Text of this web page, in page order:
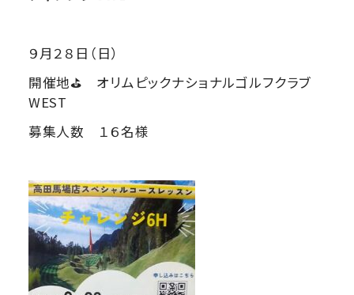
９月２８日（日）
開催地⛳ オリムピックナショナルゴルフクラブ
WEST
募集人数 １６名様